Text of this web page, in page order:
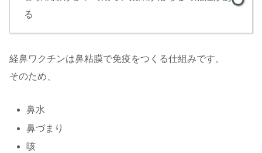
る
経鼻ワクチンは鼻粘膜で免疫をつくる仕組みです。
そのため、
鼻水
鼻づまり
咳